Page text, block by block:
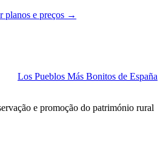
planos e preços →
Los Pueblos Más Bonitos de España
e promoção do património rural